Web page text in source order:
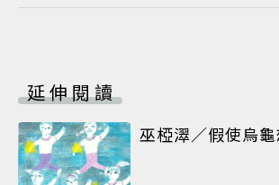
延伸閱讀
巫椏濢／假使烏